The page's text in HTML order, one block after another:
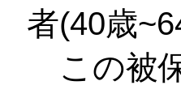
者(40歳
この被